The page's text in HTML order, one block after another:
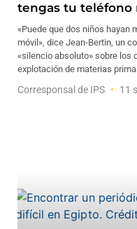
tengas tu teléfono
«Puede que dos niños hayan
móvil», dice Jean-Bertin, un
«silencio absoluto» sobre los
explotación de materias
Corresponsal de IPS 11